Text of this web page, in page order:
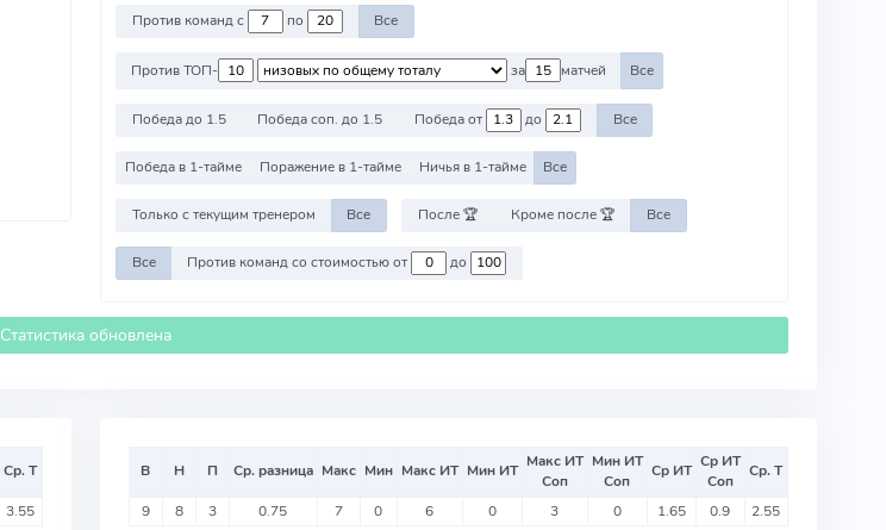
Против команд с по Все
Против ТОП- за матчей Все
Победа до 1.5 Победа соп. до 1.5 Победа от до Все
Победа в 1-тайме Поражение в 1-тайме Ничья в 1-тайме Все
Только с текущим тренером Все После 🏆 Кроме после 🏆 Все
Все Против команд со стоимостью от до
Статистика обновлена
Ср. Т
3.55
В Н П Ср. разница Макс Мин Макс ИТ Мин ИТ Макс ИТ
Соп
Мин ИТ
Соп
Ср ИТ Ср ИТ
Соп
Ср. Т
9 8 3 0.75 7 0 6 0 3 0 1.65 0.9 2.55